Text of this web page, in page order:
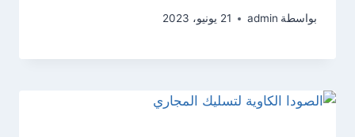
بواسطة admin 21 يونيو، 2023